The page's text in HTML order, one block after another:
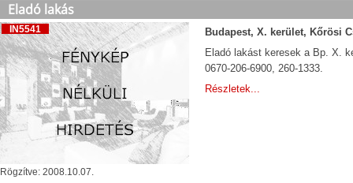
Eladó lakás
IN5541
Rögzítve: 2008.10.07.
Budapest, X. kerület, Kőrösi
Eladó lakást keresek a Bp. X.
0670-206-6900, 260-1333.
Részletek...